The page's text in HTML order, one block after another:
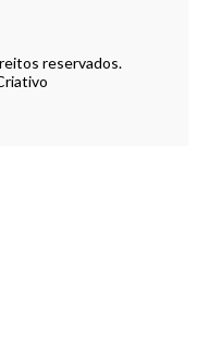
reservados.